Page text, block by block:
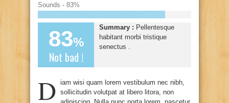
Sounds - 83%
83%
Not bad !
Summary : Pellentesque
habitant morbi tristique
senectus .
D iam wisi quam lorem vestibulum nec nibh,
sollicitudin volutpat at libero litora, non